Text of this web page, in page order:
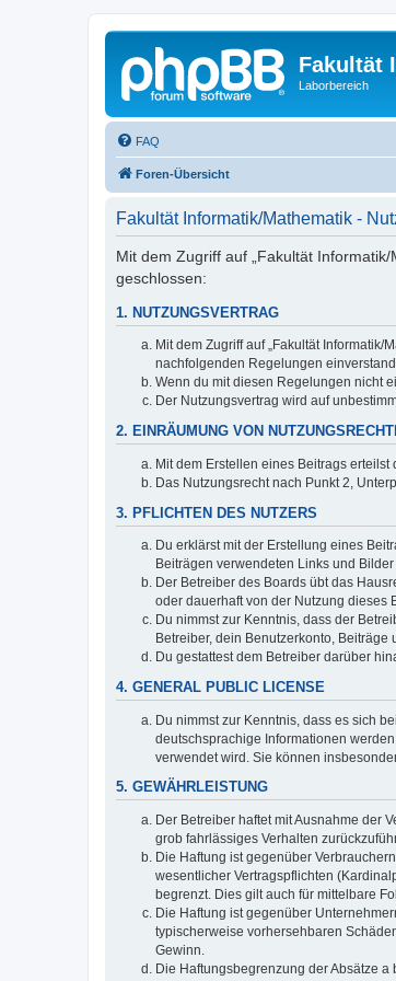
Fakultät
Laborbereich
FAQ
Foren-Übersicht
Fakultät Informatik/Mathematik -
Mit dem Zugriff auf „Fakultät
geschlossen:
1. NUTZUNGSVERTRAG
Mit dem Zugriff auf „Fakultät
nachfolgenden Regelungen
Wenn du mit diesen Regelungen nicht
Der Nutzungsvertrag wird auf
2. EINRÄUMUNG VON
Mit dem Erstellen eines Beitrags
Das Nutzungsrecht nach Punkt 2,
3. PFLICHTEN DES NUTZERS
Du erklärst mit der Erstellung eines
Beiträgen verwendeten Links und
Der Betreiber des Boards übt das
oder dauerhaft von der Nutzung dieses
Du nimmst zur Kenntnis, dass der
Betreiber, dein Benutzerkonto,
Du gestattest dem Betreiber darüber
4. GENERAL PUBLIC LICENSE
Du nimmst zur Kenntnis, dass es sich
deutschsprachige Informationen
verwendet wird. Sie können
5. GEWÄHRLEISTUNG
Der Betreiber haftet mit Ausnahme der
grob fahrlässiges Verhalten
Die Haftung ist gegenüber
wesentlicher Vertragspflichten
begrenzt. Dies gilt auch für mittelbare
Die Haftung ist gegenüber
typischerweise vorhersehbaren
Gewinn.
Die Haftungsbegrenzung der Absätze